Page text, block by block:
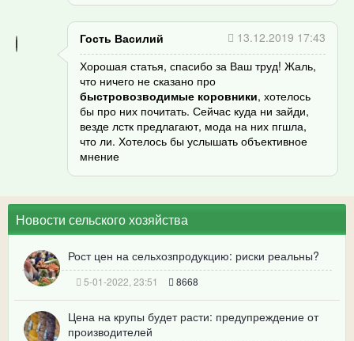
Гость Василий
13.12.2019 17:43
Хорошая статья, спасибо за Ваш труд! Жаль,
что ничего не сказано про
быстровозводимые коровники, хотелось
бы про них почитать. Сейчас куда ни зайди,
везде лстк предлагают, мода на них пгшла,
что ли. Хотелось бы услышать объективное
мнение
Новости сельского хозяйства
Рост цен на сельхозпродукцию: риски реальны?
5-01-2022, 23:51 8668
Цена на крупы будет расти: предупреждение от
производителей